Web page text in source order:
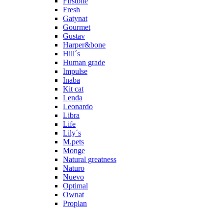
Fresh
Gatynat
Gourmet
Gustav
Harper&bone
Hill´s
Human grade
Impulse
Inaba
Kit cat
Lenda
Leonardo
Libra
Life
Lily´s
M.pets
Monge
Natural greatness
Naturo
Nuevo
Optimal
Ownat
Proplan